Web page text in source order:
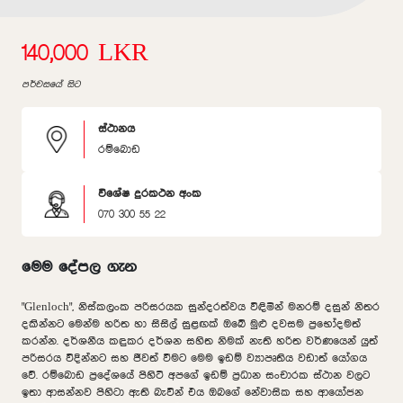
140,000 LKR
පර්චසයේ සිට
ස්ථානය
රම්බොඩ
විශේෂ දුරකථන අංක
070 300 55 22
මෙම දේපල ගැන
"Glenloch", නිස්කලංක පරිසරයක සුන්දරත්වය විඳිමින් මනරම් දසුන් නිතර
දකින්නට මෙන්ම හරිත හා සිසිල් සුළඟක් ඔබේ මුළු දවසම ප්‍රභෝදමත්
කරන්න. දර්ශනීය කඳුකර දර්ශන සහිත නිමක් නැති හරිත වර්ණයෙන් යුත්
පරිසරය විදින්නට සහ ජීවත් වීමට මෙම ඉඩම් ව්‍යාපෘතිය වඩාත් යෝගය
වේ. රම්බොඩ ප්‍රදේශයේ පිහිටි අපගේ ඉඩම් ප්‍රධාන සංචාරක ස්ථාන වලට
ඉතා ආසන්නව පිහිටා ඇති බැවින් එය ඔබගේ නේවාසික සහ ආයෝජන